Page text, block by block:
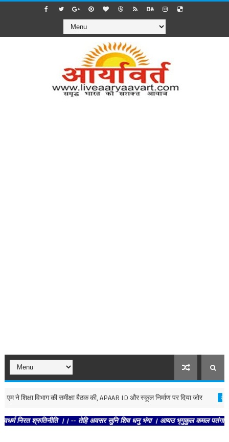
विभाग की समीक्षा बैठक की, APAAR ID और स्कूल निर्माण पर दिया जोर उत्तर-प्रदेश
श्रुतिनीति ।। -- तेहि अवसर सुनि शिव धनु भंगा । आयउ भृगुकुल कमल पतंगा।। --